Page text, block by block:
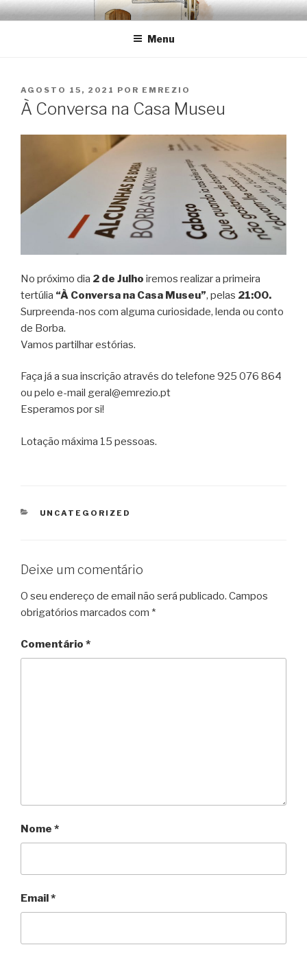
Saltar
paraEMRÉZIO
Casa Museu Interativa de Borba
Menu
PUBLICADO
EM
AGOSTO 15, 2021 POR EMREZIO
À Conversa na Casa Museu
No próximo dia 2 de Julho iremos realizar a primeira
tertúlia “À Conversa na Casa Museu”, pelas 21:00.
Surpreenda-nos com alguma curiosidade, lenda ou conto
de Borba.
Vamos partilhar estórias.
Faça já a sua inscrição através do telefone 925 076 864
ou pelo e-mail geral@emrezio.pt
Esperamos por si!
Lotação máxima 15 pessoas.
CATEGORIAS
UNCATEGORIZED
Deixe um comentário
O seu endereço de email não será publicado. Campos
obrigatórios marcados com *
Comentário *
Nome *
Email*